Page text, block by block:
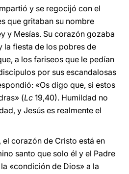
y se regocijó con el
que gritaban su nombre
y Mesías. Su corazón gozaba
la fiesta de los pobres de
a los fariseos que le pedían
por sus escandalosas
«Os digo que, si estos
(Lc 19,40). Humildad no
y Jesús es realmente el
, el corazón de Cristo está en
santo que solo él y el Padre
«condición de Dios» a la